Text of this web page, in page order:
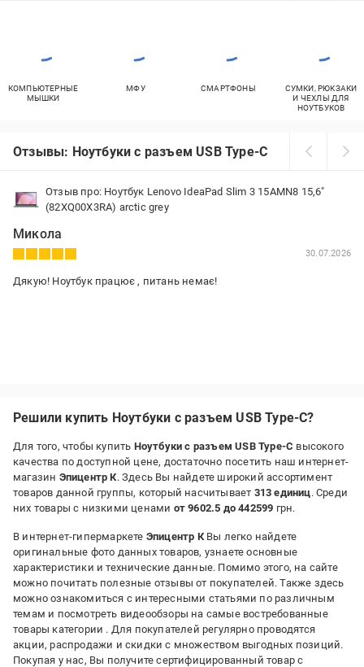
КОМПЬЮТЕРНЫЕ
МЫШКИ
МФУ СМАРТФОНЫ
СУМКИ, РЮКЗАКИ
И ЧЕХЛЫ ДЛЯ
НОУТБУКОВ
Отзывы: Ноутбуки с разъем USB Type-C
Отзыв про: Ноутбук Lenovo IdeaPad Slim 3 15AMN8 15,6"
(82XQ00X3RA) arctic grey
Микола
30.07.2026
Дякую! Ноутбук працює , питань немає!
Решили купить Ноутбуки с разъем USB Type-C?
Для того, чтобы купить Ноутбуки с разъем USB Type-C высокого
качества по доступной цене, достаточно посетить наш интернет-
магазин Эпицентр К. Здесь Вы найдете широкий ассортимент
товаров данной группы, который насчитывает 313 единиц. Среди
них товары с низкими ценами от 9602.5 до 442599 грн.
В интернет-гипермаркете Эпицентр КВы легко найдете
оригинальные фото данных товаров, узнаете основные
характеристики и технические данные. Помимо этого, на сайте
можно почитать полезные отзывы от покупателей. Также здесь
можно ознакомиться с интересными статьями по различным
темам и посмотреть видеообзоры на самые востребованные
товары категории . Для покупателей регулярно проводятся
акции, распродажи и скидки с множеством выгодных позиций.
Покупая у нас, Вы получите сертифицированный товар с